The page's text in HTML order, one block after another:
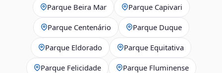
Parque Beira Mar Parque Capivari
Parque Centenário Parque Duque
Parque Eldorado Parque Equitativa
Parque Felicidade Parque Fluminense